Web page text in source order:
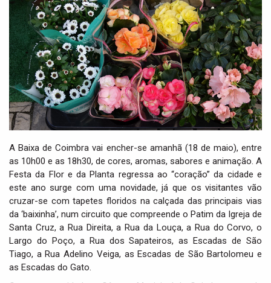
o
n
A Baixa de Coimbra vai encher-se amanhã (18 de maio), entre
as 10h00 e as 18h30, de cores, aromas, sabores e animação. A
Festa da Flor e da Planta regressa ao “coração” da cidade e
este ano surge com uma novidade, já que os visitantes vão
cruzar-se com tapetes floridos na calçada das principais vias
da ‘baixinha’, num circuito que compreende o Patim da Igreja de
Santa Cruz, a Rua Direita, a Rua da Louça, a Rua do Corvo, o
Largo do Poço, a Rua dos Sapateiros, as Escadas de São
Tiago, a Rua Adelino Veiga, as Escadas de São Bartolomeu e
as Escadas do Gato.